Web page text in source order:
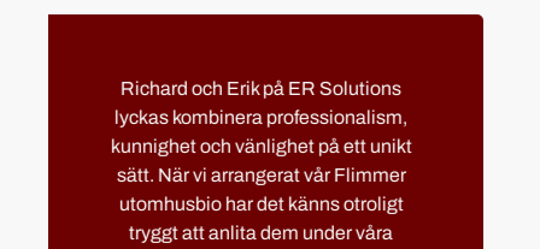
Vi anlitade ER Solutions för diverse
tjänster inför gymnasiemässan och
blev mycket nöjda. Service i toppklass
och extremt lösningsorienterade
ägare som hjälpte oss med allt från
information om vad vi behövde för